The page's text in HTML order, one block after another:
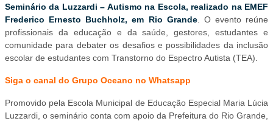
Seminário da Luzzardi – Autismo na Escola, realizado na EMEF
Frederico Ernesto Buchholz, em Rio Grande. O evento reúne
profissionais da educação e da saúde, gestores, estudantes e
comunidade para debater os desafios e possibilidades da inclusão
escolar de estudantes com Transtorno do Espectro Autista (TEA).
Siga o canal do Grupo Oceano no Whatsapp
Promovido pela Escola Municipal de Educação Especial Maria Lúcia
Luzzardi, o seminário conta com apoio da Prefeitura do Rio Grande,